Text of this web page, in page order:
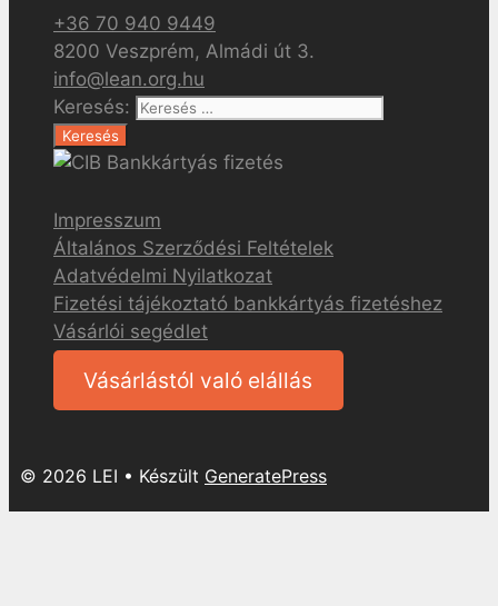
+36 70 940 9449
8200 Veszprém, Almádi út 3.
info@lean.org.hu
Keresés:
Impresszum
Általános Szerződési Feltételek
Adatvédelmi Nyilatkozat
Fizetési tájékoztató bankkártyás fizetéshez
Vásárlói segédlet
Vásárlástól való elállás
© 2026 LEI • Készült GeneratePress